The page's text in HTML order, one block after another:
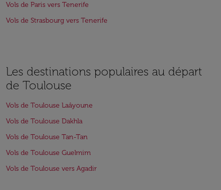
Vols de Paris vers Tenerife
Vols de Strasbourg vers Tenerife
Les destinations populaires au départ
de Toulouse
Vols de Toulouse Laâyoune
Vols de Toulouse Dakhla
Vols de Toulouse Tan-Tan
Vols de Toulouse Guelmim
Vols de Toulouse vers Agadir